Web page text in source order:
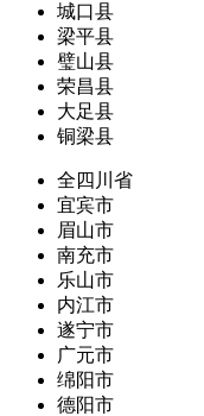
城口县
梁平县
璧山县
荣昌县
大足县
铜梁县
全四川省
宜宾市
眉山市
南充市
乐山市
内江市
遂宁市
广元市
绵阳市
德阳市